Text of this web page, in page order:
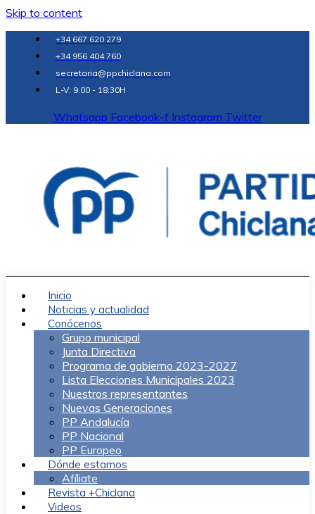
Skip to content
+34 667 620 279
+34 956 404 760
secretaria@ppchiclana.com
L-V: 9:00 - 18:30H
Whatsapp Facebook-f Instagram Twitter
Inicio
Noticias y actualidad
Conócenos
Grupo municipal
Junta Directiva
Programa de gobierno 2023-2027
Lista Elecciones Municipales 2023
Nuestros representantes
Nuevas Generaciones
PP Andalucía
PP Nacional
PP Europeo
Dónde estamos
Afíliate
Revista +Chiclana
Videos